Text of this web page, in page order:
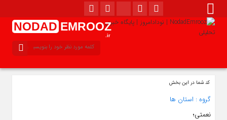
NODAD EMROOZ
.ir
کد شما در این بخش
گروه : استان ها
نعمتی؛